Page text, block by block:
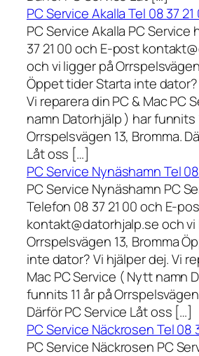
PC Service Akalla Tel 08 37 21
PC Service Akalla PC Service
37 21 00 och E-post
och vi ligger på
Öppet tider Starta inte dator?
Vi reparera din PC & Mac PC
namn Datorhjälp ) har funnits
Orrspelsvägen 13, Bromma.
Låt oss […]
PC Service Nynäshamn Tel
PC Service Nynäshamn PC
Telefon 08 37 21 00 och E-
kontakt@datorhjalp.se och vi
Orrspelsvägen 13, Bromma
inte dator? Vi hjälper dej. Vi
Mac PC Service ( Nytt namn
funnits 11 år på
Därför PC Service Låt oss […]
PC Service Näckrosen Tel 08
PC Service Näckrosen PC